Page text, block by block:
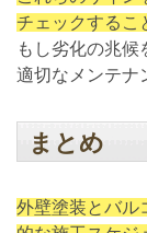
チェックするこ
もし劣化の兆候
適切なメンテナ
まとめ
外壁塗装とバル